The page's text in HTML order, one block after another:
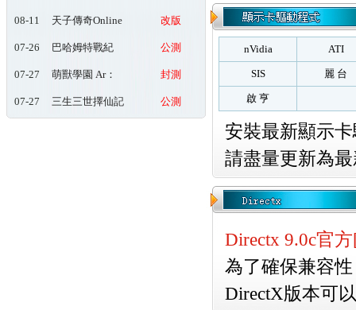
08-11
天子傳奇Online
改版
07-26
巴哈姆特戰紀
公測
07-27
萌獸學園 Ar：
封測
07-27 三生三世擇仙記 公測
nVidia ATI
SIS 麗 台
啟 亨
安裝最新顯示
請盡量更新為
Directx 9.0c官
為了確保兼容
DirectX版本可